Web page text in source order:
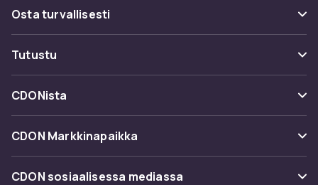
Usein kysyttyä (UKK)
Seuraa pakettia
Ota yhteyttä
Osta turvallisesti
Maksuvaihtoehdot
Toimitus
Takaisinvedot
Tutustu
Kategoriat
Tuotemerkit
CDONista
Tietoa meistä
Asiakasarvionnit
CDON Markkinapaikka
Merchant Help Center
CDON sosiaalisessa mediassa